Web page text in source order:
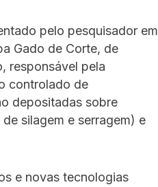
pelo pesquisador em
Gado de Corte, de
responsável pela
controlado de
depositadas sobre
silagem e serragem) e
e novas tecnologias